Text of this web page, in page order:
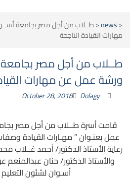
<
news
<طــلاب من أجل مصر بجامعة
مهارات القيادة الناجحة
طــلاب من أجل مصر
ورشة عمل عن مهارات
October 28, 2018 Dolagy
قامت أسرة طــلاب من أجل مصر
عمل بعنـوان ” مهـارات القيادة
رعاية الأستاذ الدكتور/ أحمد غــلاب
والأستاذ الدكتور/ حنان
أسـوان لشئون التعليم